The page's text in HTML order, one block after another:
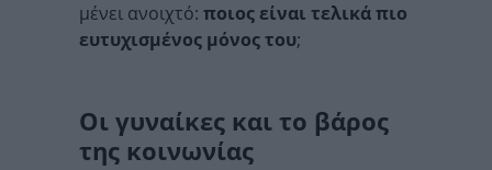
μένει ανοιχτό: ποιος είναι τελικά πιο
ευτυχισμένος μόνος του;
Οι γυναίκες και το βάρος
της κοινωνίας